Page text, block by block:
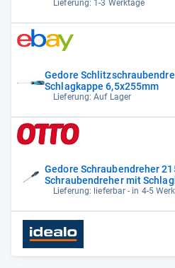
Lieferung: 1-3 Werktage
Gedore
Schlagkappe 6,5x255mm
Lieferung: Auf Lager
Gedore Schraubendreher
Schraubendreher mit
Lieferung: lieferbar - in 4-5